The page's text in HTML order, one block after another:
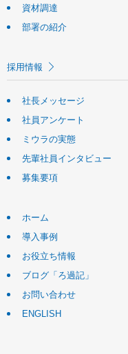
資材調達
部署の紹介
採用情報
社長メッセージ
社員アンケート
ミウラの実態
先輩社員インタビュー
募集要項
ホーム
導入事例
お役立ち情報
ブログ「ろ過記」
お問い合わせ
ENGLISH